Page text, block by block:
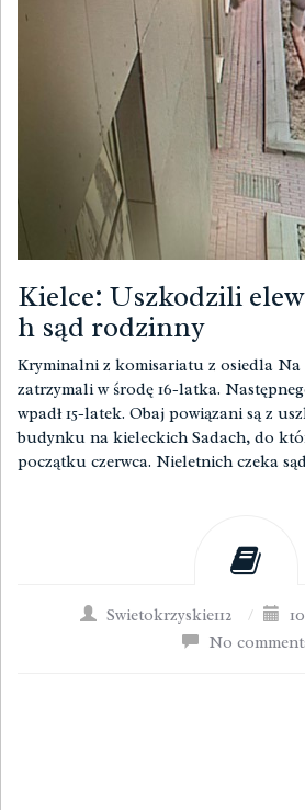
Kielce: Uszkodzili
h sąd rodzinny
Kryminalni z komisariatu z osiedla
zatrzymali w środę 16-latka.
wpadł 15-latek. Obaj powiązani są z
budynku na kieleckich Sadach, do
początku czerwca. Nieletnich czeka
Swietokrzyskie112 /
No